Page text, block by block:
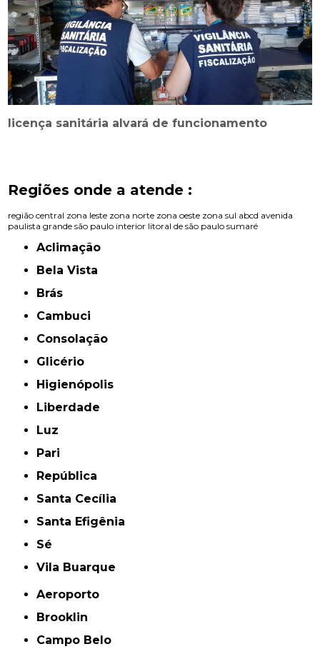
licença sanitária alvará de funcionamento
Regiões onde a atende :
região central zona leste zona norte zona oeste zona sul abcd avenida
paulista grande são paulo interior litoral de são paulo sumaré
Aclimação
Bela Vista
Brás
Cambuci
Consolação
Glicério
Higienópolis
Liberdade
Luz
Pari
República
Santa Cecília
Santa Efigênia
Sé
Vila Buarque
Aeroporto
Brooklin
Campo Belo